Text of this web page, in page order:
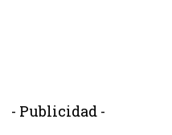
- Publicidad -